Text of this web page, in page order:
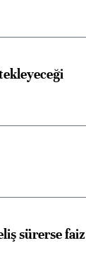
sürerse faiz